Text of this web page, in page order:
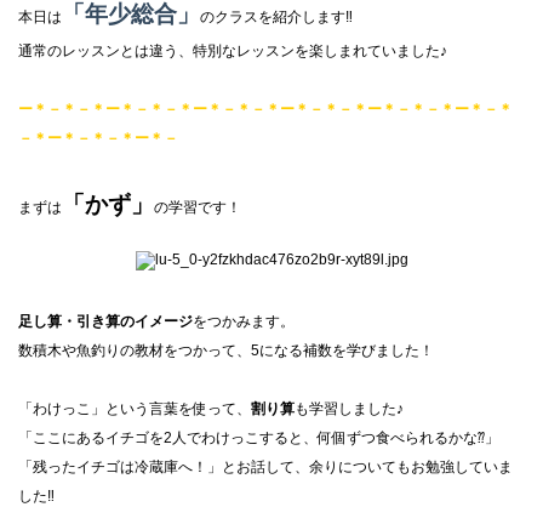
本日は 「年少総合」
のクラスを紹介します‼
通常のレッスンとは違う、特別なレッスンを楽しまれていました♪
ー＊－＊－＊ー＊－＊－＊ー＊－＊－＊ー＊－＊－＊ー＊－＊－＊ー＊－＊
－＊ー＊－＊－＊ー＊－
まずは 「かず」 の学習です！
足し算・引き算のイメージをつかみます。
数積木や魚釣りの教材をつかって、5になる補数を学びました！
「わけっこ」という言葉を使って、 割り算も学習しました♪
「ここにあるイチゴを2人でわけっこすると、何個ずつ食べられるかな⁇」
「残ったイチゴは冷蔵庫へ！」とお話して、余りについてもお勉強していま
した‼